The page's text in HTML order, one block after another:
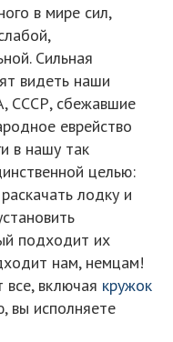
в мире сил,
Сильная
видеть наши
СССР, сбежавшие
еврейство
в нашу так
целью:
лодку и
подходит их
нам, немцам!
включая кружок
вы исполняете